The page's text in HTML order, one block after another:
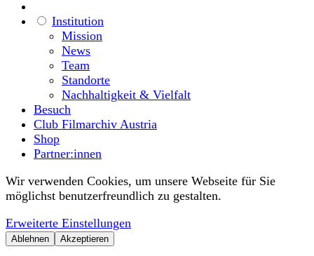
Institution
Mission
News
Team
Standorte
Nachhaltigkeit & Vielfalt
Besuch
Club Filmarchiv Austria
Shop
Partner:innen
Wir verwenden Cookies, um unsere Webseite für Sie
möglichst benutzerfreundlich zu gestalten.
Erweiterte Einstellungen
Ablehnen Akzeptieren